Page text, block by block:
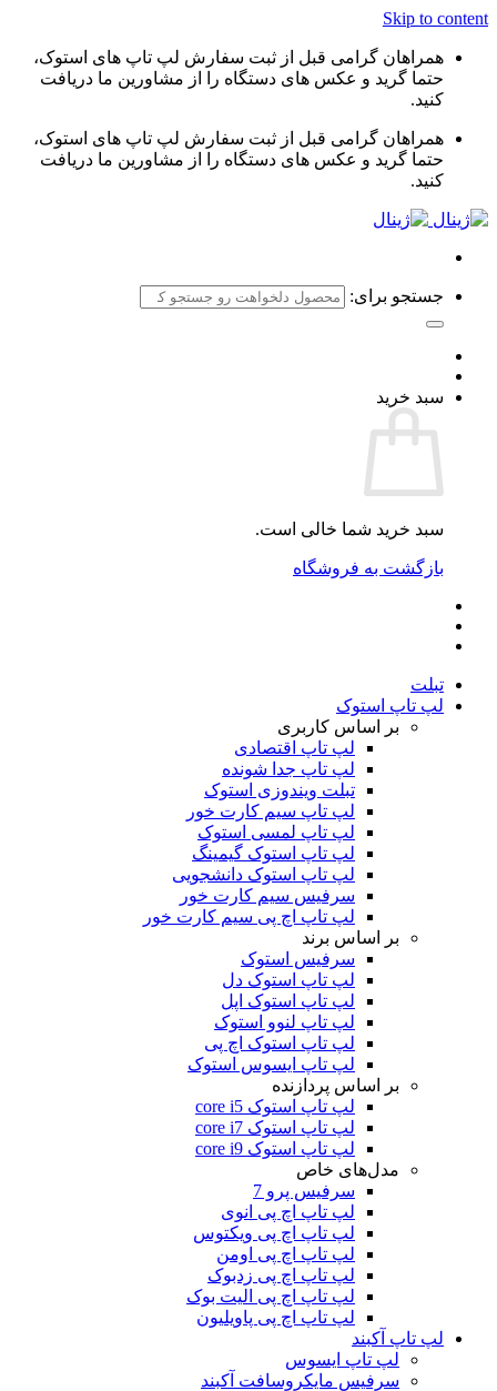
Skip to content
همراهان گرامی قبل از ثبت سفارش لپ تاپ های استوک،
حتما گرید و عکس های دستگاه را از مشاورین ما دریافت
کنید.
همراهان گرامی قبل از ثبت سفارش لپ تاپ های استوک،
حتما گرید و عکس های دستگاه را از مشاورین ما دریافت
کنید.
جستجو برای:
سبد خرید
سبد خرید شما خالی است.
بازگشت به فروشگاه
تبلت
لپ تاپ استوک
بر اساس کاربری
لپ تاپ اقتصادی
لپ تاپ جدا شونده
تبلت ویندوزی استوک
لپ تاپ سیم کارت خور
لپ تاپ لمسی استوک
لپ تاپ استوک گیمینگ
لپ تاپ استوک دانشجویی
سرفیس سیم کارت خور
لپ تاپ اچ پی سیم کارت خور
بر اساس برند
سرفیس استوک
لپ تاپ استوک دل
لپ تاپ استوک اپل
لپ تاپ لنوو استوک
لپ تاپ استوک اچ پی
لپ تاپ ایسوس استوک
بر اساس پردازنده
لپ تاپ استوک core i5
لپ تاپ استوک core i7
لپ تاپ استوک core i9
مدل‌های خاص
سرفیس پرو 7
لپ تاپ اچ پی انوی
لپ تاپ اچ پی ویکتوس
لپ تاپ اچ پی اومن
لپ تاپ اچ پی زدبوک
لپ تاپ اچ پی الیت بوک
لپ تاپ اچ پی پاویلیون
لپ تاپ آکبند
لپ تاپ ایسوس
سرفیس مایکروسافت آکبند